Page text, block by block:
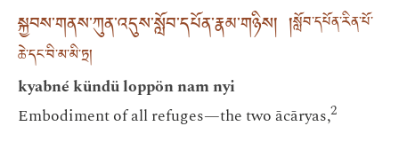
སྐྱབས་གནས་ཀུན་འདུས་སློབ་དཔོན་རྣམ་གཉིས། །སློབ་དཔོན་རིན་པོ་
ཆེ་དང་བི་མ་མི་ཏྲ།
kyabné kündü loppön nam nyi
Embodiment of all refuges—the two ācāryas,2